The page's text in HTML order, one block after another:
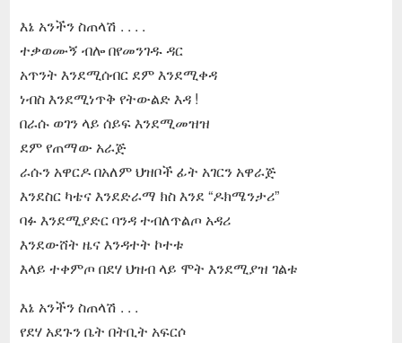
እኔ አንችን ስጠላሽ . . . .
ተቃወሙኝ ብሎ በየመንገዱ ዳር
አጥንት እንደሚሰብር ደም እንደሚቀዳ
ነብስ እንደሚነጥቅ የትውልድ እዳ !
በራሱ ወገን ላይ ሰይፍ እንደሚመዝዝ
ደም የጠማው አራጅ
ራሱን አዋርዶ በአለም ህዝቦች ፊት አገርን አዋራጅ
እንደስር ካቴና እንደድራማ ክስ እንደ “ዶክሜንታሪ”
ባፉ እንደሚያድር ባንዳ ተብለጥልጦ አዳሪ
እንደውሸት ዜና እንዳተት ኮተቱ
እላይ ተቀምጦ በደሃ ህዝብ ላይ ሞት እንደሚያዝ ገልቱ
እኔ አንችን ስጠላሽ . . .
የደሃ አደጉን ቤት በትቢት አፍርሶ